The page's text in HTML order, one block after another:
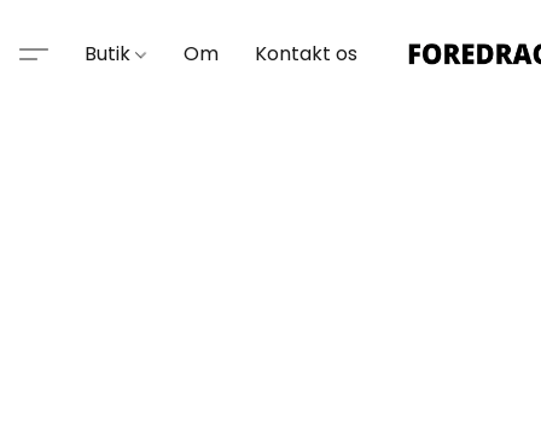
Butik Om Kontakt os